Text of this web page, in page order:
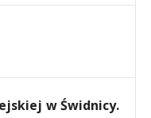
w Świdnicy.